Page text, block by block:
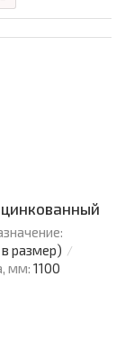
размер)
мм: 1100